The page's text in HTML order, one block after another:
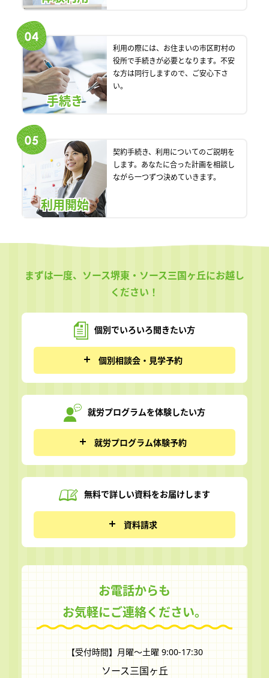
手続き
利用の際には、お住まいの市区町村の
役所で手続きが必要となります。不安
な方は同行しますので、ご安心下さ
い。
利用開始
契約手続き、利用についてのご説明を
します。あなたに合った計画を相談し
ながら一つずつ決めていきます。
まずは一度、ソース堺東・ソース三国ヶ丘にお越し
ください！
個別でいろいろ聞きたい方
個別相談会・見学予約
就労プログラムを体験したい方
就労プログラム体験予約
無料で詳しい資料をお届けします
資料請求
お電話からも
お気軽にご連絡ください。
【受付時間】月曜～土曜 9:00-17:30
ソース三国ヶ丘